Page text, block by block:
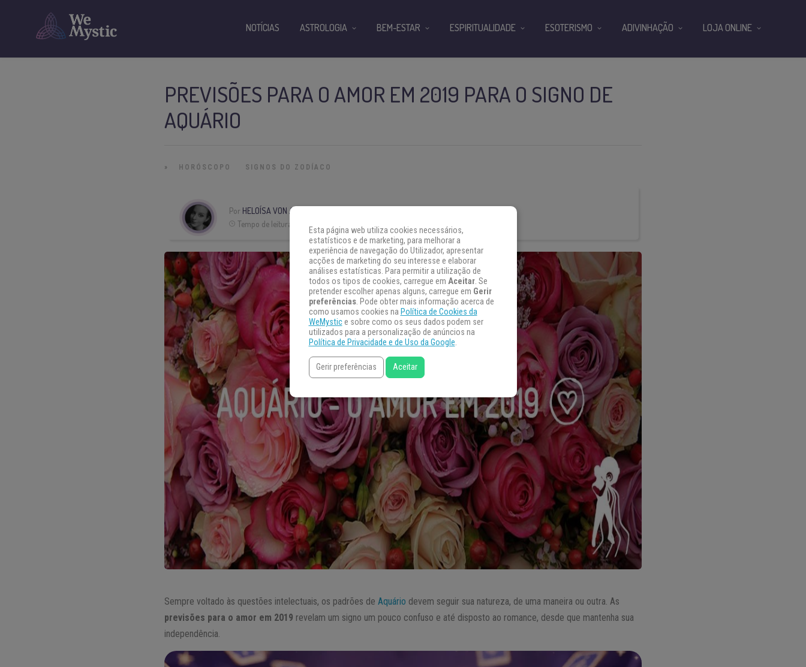
PREVISÕES PARA O AMOR EM 2019 PARA O SIGNO DE
AQUÁRIO
» HORÓSCOPO SIGNOS DO ZODÍACO
Por HELOÍSA VON AH
Tempo de leitura:
Sempre voltado às questões intelectuais, os padrões deAquário devem seguir sua natureza, de uma maneira ou outra. As
previsões para o amor em 2019 revelam um signo um pouco confuso e até disposto ao romance, desde que mantenha sua
independência.
NOTÍCIAS ASTROLOGIA BEM-ESTAR ESPIRITUALIDADE ESOTERISMO ADIVINHAÇÃO LOJA ONLINE
Esta página web utiliza cookies necessários,
estatísticos e de marketing, para melhorar a
experiência de navegação do Utilizador, apresentar
acções de marketing do seu interesse e elaborar
análises estatísticas. Para permitir a utilização de
todos os tipos de cookies, carregue em Aceitar. Se
pretender escolher apenas alguns, carregue em Gerir
preferências. Pode obter mais informação acerca de
como usamos cookies na Política de Cookies da
WeMystice sobre como os seus dados podem ser
utilizados para a personalização de anúncios na
Política de Privacidade e de Uso da Google.
Gerir preferências Aceitar